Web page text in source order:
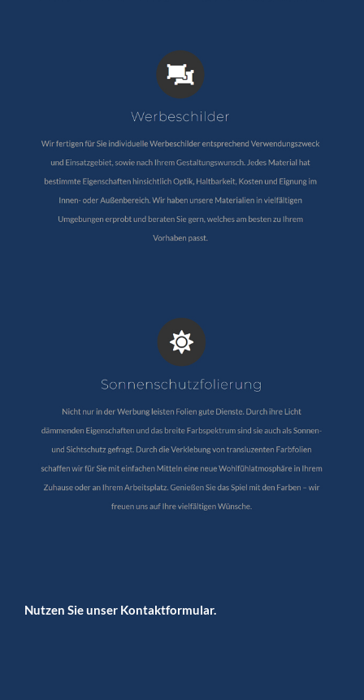
Nutzen Sie unser Kontaktformular.